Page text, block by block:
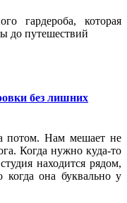
гардероба, которая
до путешествий
без лишних
потом. Нам мешает не
Когда нужно куда-то
находится рядом,
когда она буквально у